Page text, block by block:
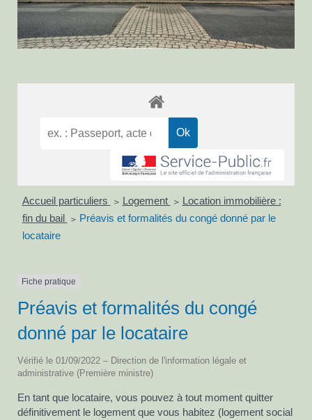
Accueil particuliers > Logement > Location immobilière :
fin du bail
> Préavis et formalités du congé donné par le
locataire
Fiche pratique
Préavis et formalités du congé
donné par le locataire
Vérifié le 01/09/2022 – Direction de l'information légale et
administrative (Première ministre)
En tant que locataire, vous pouvez à tout moment quitter
définitivement le logement que vous habitez (logement social